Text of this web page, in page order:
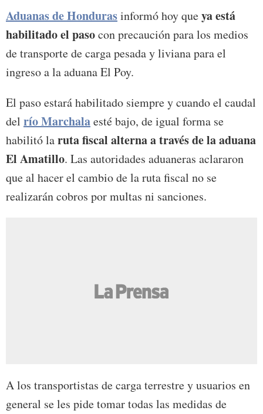
Aduanas de Hondurasinformó hoy queya está
habilitado el pasocon precaución para los medios
de transporte de carga pesada y liviana para el
ingreso a la aduana El Poy.
El paso estará habilitado siempre y cuando el caudal
del río Marchalaesté bajo, de igual forma se
habilitó laruta fiscal alterna a través de la aduana
El Amatillo. Las autoridades aduaneras aclararon
que al hacer el cambio de la ruta fiscal no se
realizarán cobros por multas ni sanciones.
A los transportistas de carga terrestre y usuarios en
general se les pide tomar todas las medidas de